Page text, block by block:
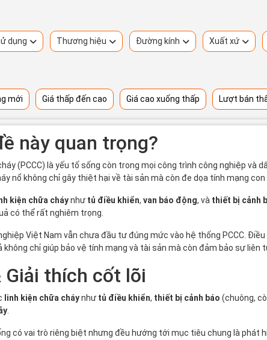
dụng Thương hiệu Đường kính Xuất xứ
mới Giá thấp đến cao Giá cao xuống thấp Lượt bán
này quan trọng?
(PCCC) là yếu tố sống còn trong mọi công trình công nghiệp
nổ không chỉ gây thiệt hại về tài sản mà còn đe dọa tính mạng
kiện chữa cháynhư tủ điều khiển, van báo động, và thiết bị cảnh
có thể rất nghiêm trọng.
Việt Nam vẫn chưa đầu tư đúng mức vào hệ thống PCCC.
không chỉ giúp bảo vệ tính mạng và tài sản mà còn đảm bảo sự liên
thích cốt lõi
linh kiện chữa cháynhư tủ điều khiển, thiết bị cảnh báo (chuông,
có vai trò riêng biệt nhưng đều hướng tới mục tiêu chung là phát